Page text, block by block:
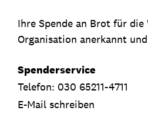
Ihre Spende an Brot für
Organisation anerkannt
Spenderservice
Telefon: 030 65211-4711
E-Mail schreiben